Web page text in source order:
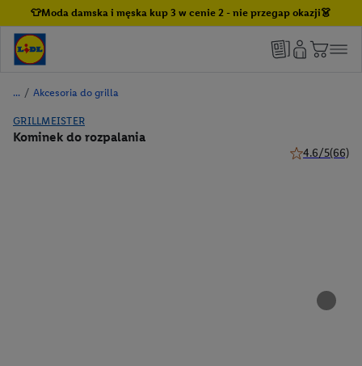
👕Moda damska i męska kup 3 w cenie 2 - nie przegap okazji👗
/ Akcesoria do grilla
GRILLMEISTER
Kominek do rozpalania
4.6/5(66)